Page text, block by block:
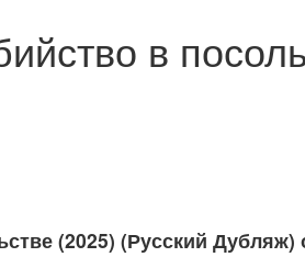
в
(2025) (Русский Дубляж)